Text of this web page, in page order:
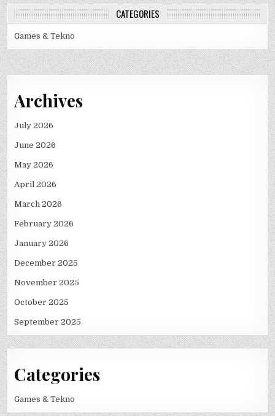
CATEGORIES
Games & Tekno
Archives
July 2026
June 2026
May 2026
April 2026
March 2026
February 2026
January 2026
December 2025
November 2025
October 2025
September 2025
Categories
Games & Tekno